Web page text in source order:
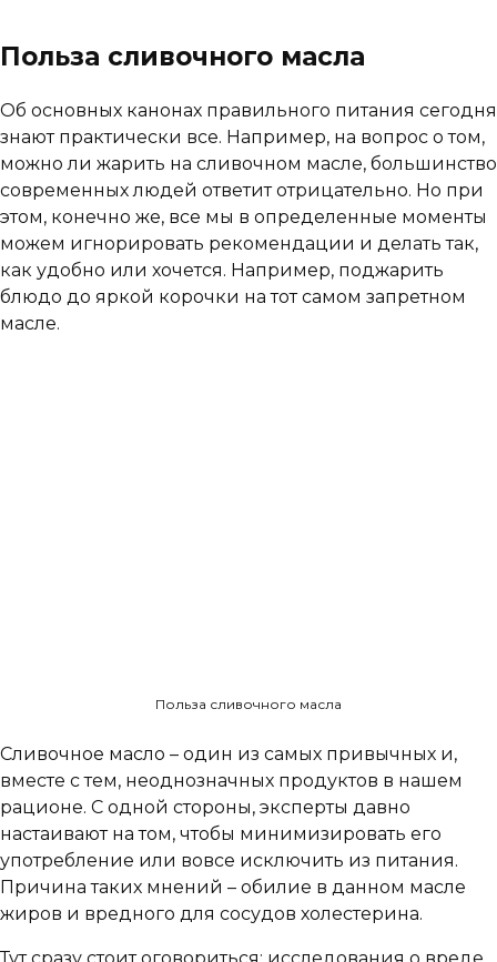
Польза сливочного масла
Об основных канонах правильного питания сегодня
знают практически все. Например, на вопрос о том,
можно ли жарить на сливочном масле, большинство
современных людей ответит отрицательно. Но при
этом, конечно же, все мы в определенные моменты
можем игнорировать рекомендации и делать так,
как удобно или хочется. Например, поджарить
блюдо до яркой корочки на тот самом запретном
масле.
Польза сливочного масла
Сливочное масло – один из самых привычных и,
вместе с тем, неоднозначных продуктов в нашем
рационе. С одной стороны, эксперты давно
настаивают на том, чтобы минимизировать его
употребление или вовсе исключить из питания.
Причина таких мнений – обилие в данном масле
жиров и вредного для сосудов холестерина.